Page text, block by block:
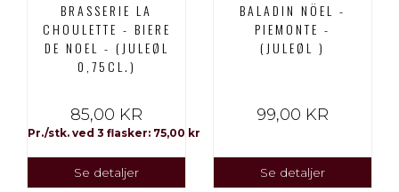
BRASSERIE LA
CHOULETTE - BIERE
DE NOEL - (JULEØL
0,75CL.)
85,00 KR
Pr./stk. ved 3 flasker: 75,00 kr
Se detaljer
BALADIN NÖEL -
PIEMONTE -
(JULEØL )
99,00 KR
Se detaljer